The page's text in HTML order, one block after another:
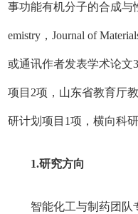
事功能有机分子的合成与
emistry，Journal of
或通讯作者发表学术论文
项目2项，山东省教育厅
研计划项目1项，横向科
1.研究方向
智能化工与制药团队